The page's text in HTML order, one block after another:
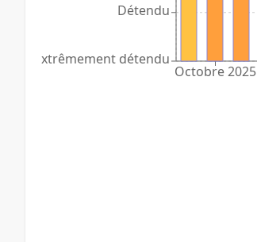
Octobre 2025
Extrêmement détendu
Détendu